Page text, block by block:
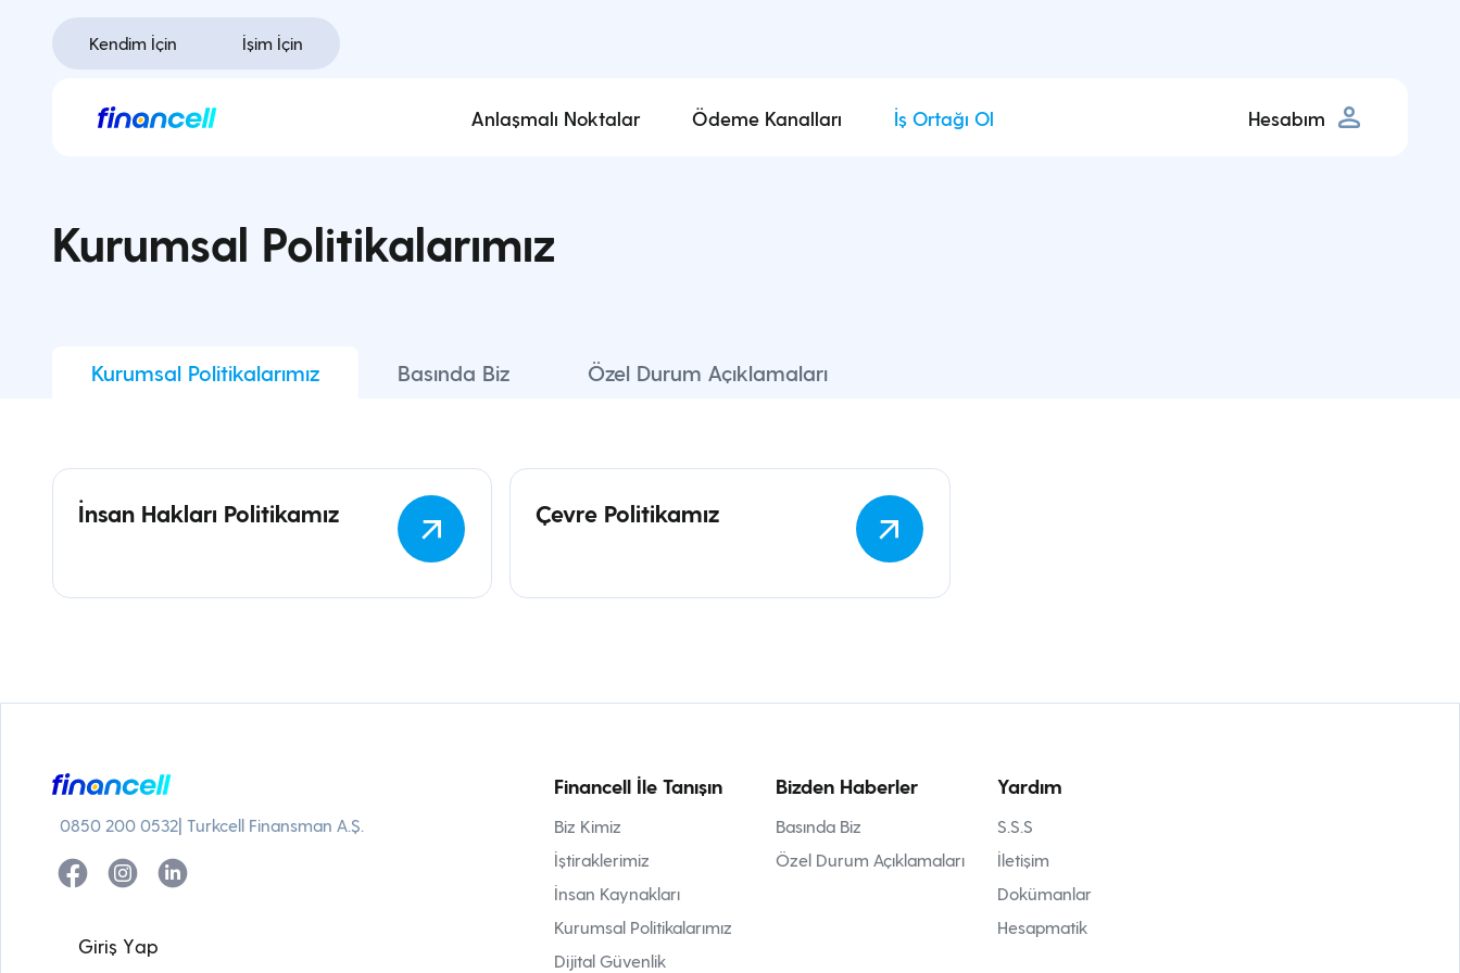
Kendim İçin İşim İçin
Anlaşmalı Noktalar Ödeme Kanalları İş Ortağı Ol Hesabım
Kurumsal Politikalarımız
Kurumsal Politikalarımız Basında Biz Özel Durum Açıklamaları
İnsan Hakları Politikamız Çevre Politikamız
0850 200 0532| Turkcell Finansman A.Ş.
Giriş Yap
Financell İle Tanışın
Biz Kimiz
İştiraklerimiz
İnsan Kaynakları
Kurumsal Politikalarımız
Dijital Güvenlik
Bizden Haberler
Basında Biz
Özel Durum Açıklamaları
Yardım
S.S.S
İletişim
Dokümanlar
Hesapmatik